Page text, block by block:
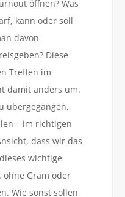
öffnen? Was
kann oder soll
davon
Diese
Treffen im
damit anders um.
übergegangen,
– im richtigen
dass wir das
wichtige
Gram oder
Wie sonst sollen